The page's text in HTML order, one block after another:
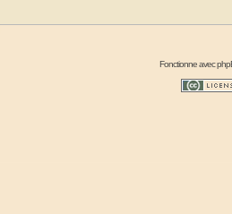
Fonctionne avec